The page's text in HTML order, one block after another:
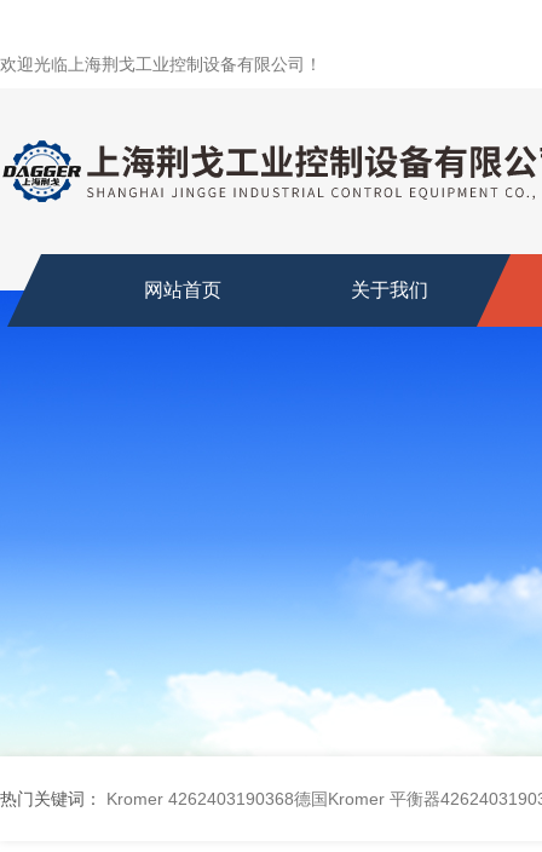
欢迎光临上海荆戈工业控制设备有限公司！
网站首页 关于我们
热门关键词： Kromer 4262403190368德国Kromer 平衡器